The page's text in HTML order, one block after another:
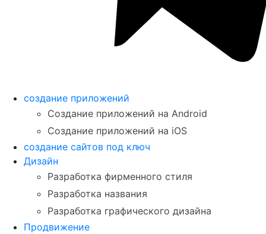
создание приложений
Создание приложений на Android
Создание приложений на iOS
создание сайтов под ключ
Дизайн
Разработка фирменного стиля
Разработка названия
Разработка графического дизайна
Продвижение